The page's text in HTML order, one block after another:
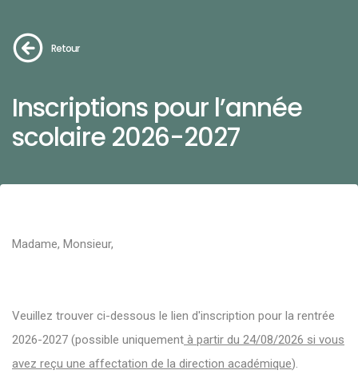
Retour
Inscriptions pour l’année
scolaire 2026-2027
Madame, Monsieur,
Veuillez trouver ci-dessous le lien d'inscription pour la rentrée
2026-2027 (possible uniquement à partir du 24/08/2026 si vous
avez reçu une affectation de la direction académique).